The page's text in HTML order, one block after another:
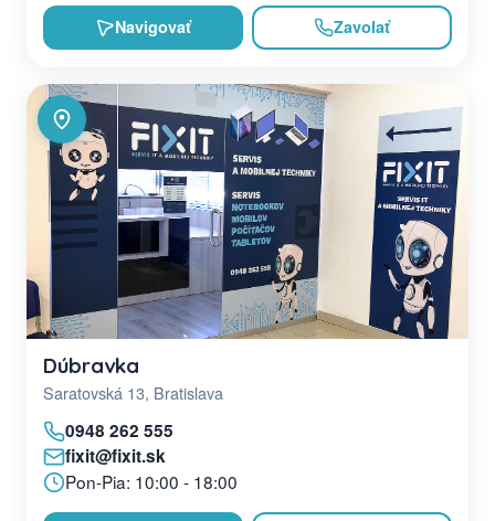
Navigovať Zavolať
Dúbravka
Saratovská 13, Bratislava
0948 262 555
fixit@fixit.sk
Pon-Pia: 10:00 - 18:00